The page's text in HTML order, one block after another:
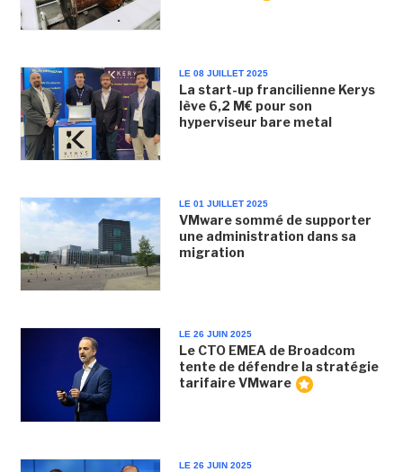
LE 08 JUILLET 2025
La start-up francilienne Kerys
lève 6,2 M€ pour son
hyperviseur bare metal
LE 01 JUILLET 2025
VMware sommé de supporter
une administration dans sa
migration
LE 26 JUIN 2025
Le CTO EMEA de Broadcom
tente de défendre la stratégie
tarifaire VMware
LE 26 JUIN 2025